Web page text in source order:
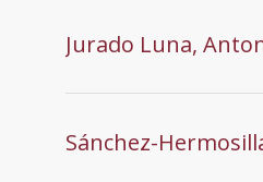
Jurado Luna,
Sánchez-